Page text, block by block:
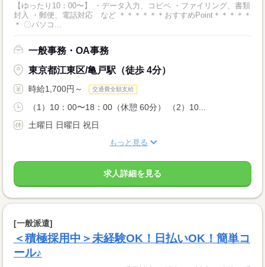
【ゆったり10：00〜】 ・データ入力、コピペ ・ファイリング、書類
封入 ・郵便、電話対応 など ＊＊＊＊＊＊おすすめPoint＊＊＊＊＊
＊ 〇パソコ...
一般事務・OA事務
東京都江東区/亀戸駅（徒歩 4分）
時給1,700円～ 交通費全額支給
（1）10：00〜18：00（休憩 60分） （2）10...
土曜日 日曜日 祝日
もっと見る
求人詳細を見る
[一般派遣]
＜積極採用中＞未経験OK！日払いOK！簡単コ
ール♪